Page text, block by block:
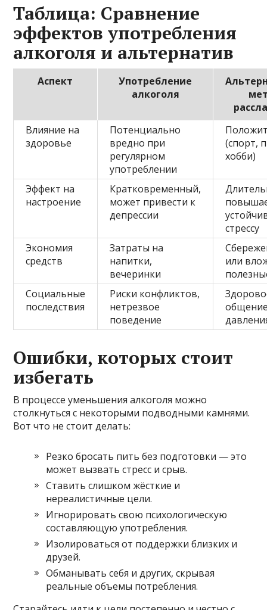
Таблица: Сравнение
эффектов употребления
алкоголя и альтернатив
Аспект
Употребление
алкоголя
Влияние на
здоровье
Потенциально
вредно при
регулярном
употреблении
(спорт,
хобби)
Эффект на
настроение
Кратковременный,
может привести к
депрессии
стрессу
Экономия
средств
Затраты на
напитки,
вечеринки
или
Социальные
последствия
Риски конфликтов,
нетрезвое
поведение
Ошибки, которых стоит
избегать
В процессе уменьшения алкоголя можно
столкнуться с некоторыми подводными камнями.
Вот что не стоит делать:
Резко бросать пить без подготовки — это
может вызвать стресс и срыв.
Ставить слишком жёсткие и
нереалистичные цели.
Игнорировать свою психологическую
составляющую употребления.
Изолироваться от поддержки близких и
друзей.
Обманывать себя и других, скрывая
реальные объемы потребления.